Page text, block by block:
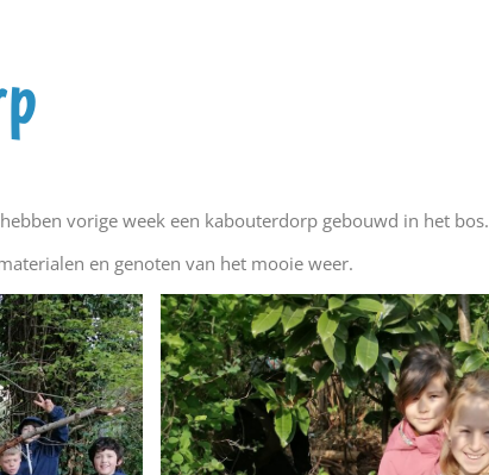
vorige week een kabouterdorp gebouwd in het bos.
en genoten van het mooie weer.